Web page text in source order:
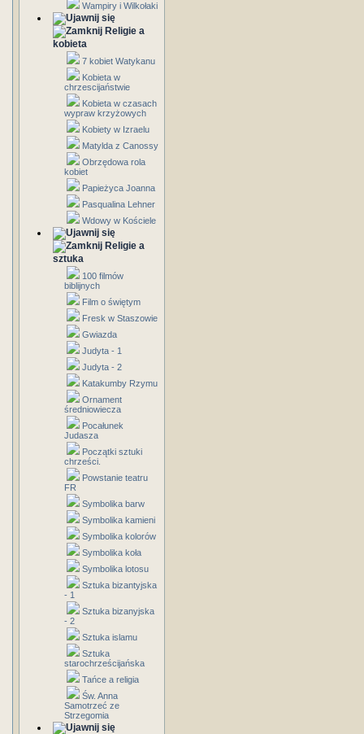
Wampiry i Wilkołaki
Religie a
kobieta
7 kobiet Watykanu
Kobieta w
chrzescijaństwie
Kobieta w czasach
wypraw krzyżowych
Kobiety w Izraelu
Matylda z Canossy
Obrzędowa rola
kobiet
Papieżyca Joanna
Pasqualina Lehner
Wdowy w Kościele
Religie a
sztuka
100 filmów
biblijnych
Film o świętym
Fresk w Staszowie
Gwiazda
Judyta - 1
Judyta - 2
Katakumby Rzymu
Ornament
średniowiecza
Pocałunek
Judasza
Początki sztuki
chrześci.
Powstanie teatru
FR
Symbolika barw
Symbolika kamieni
Symbolika kolorów
Symbolika koła
Symbolika lotosu
Sztuka bizantyjska
- 1
Sztuka bizanyjska
- 2
Sztuka islamu
Sztuka
starochrześcijańska
Tańce a religia
Św. Anna
Samotrzeć ze
Strzegomia